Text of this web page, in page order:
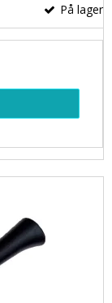
På lager